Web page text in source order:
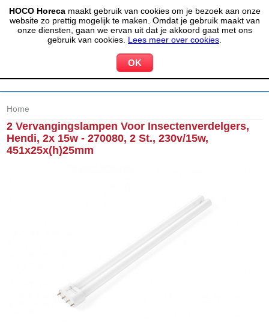
HOCO Horecamaakt gebruik van cookies om je bezoek aan onze
website zo prettig mogelijk te maken. Omdat je gebruik maakt van
onze diensten, gaan we ervan uit dat je akkoord gaat met ons
gebruik van cookies. Lees meer over cookies
(020) 497 6325 info@hocohoreca.nl
MIJN ACCOUNT 0 WINKELWAGEN
Home
2 Vervangingslampen Voor Insectenverdelgers,
Hendi, 2x 15w - 270080, 2 St., 230v/15w,
451x25x(h)25mm